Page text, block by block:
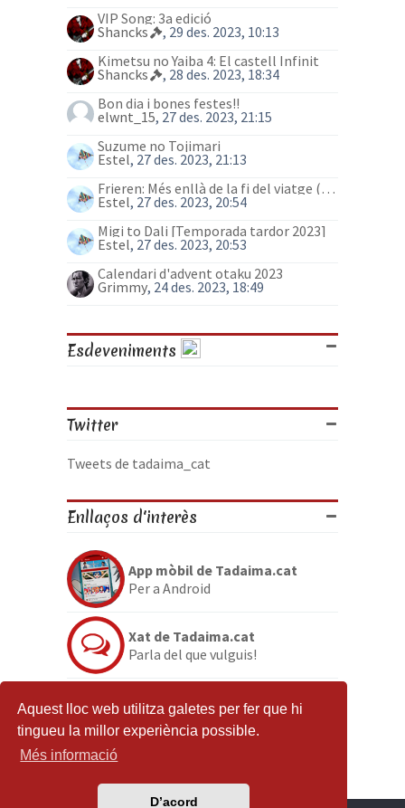
Aquest lloc web utilitza galetes per fer que hi
tingueu la millor experiència possible.
Més informació
D’acord
VIP Song: 3a edició
Shancks
, 29 des. 2023, 10:13
Kimetsu no Yaiba 4: El castell Infinit
Shancks
, 28 des. 2023, 18:34
Bon dia i bones festes!!
elwnt_15, 27 des. 2023, 21:15
Suzume no Tojimari
Estel, 27 des. 2023, 21:13
Frieren: Més enllà de la fi del viatge (anime)
Estel, 27 des. 2023, 20:54
Migi to Dali [Temporada tardor 2023]
Estel, 27 des. 2023, 20:53
Calendari d'advent otaku 2023
Grimmy, 24 des. 2023, 18:49
Esdeveniments
Twitter
Tweets de tadaima_cat
Enllaços d'interès
App mòbil de Tadaima.cat
Per a Android
Xat de Tadaima.cat
Parla del que vulguis!
Discord de Tadaima.cat
Per si no en tenies prou